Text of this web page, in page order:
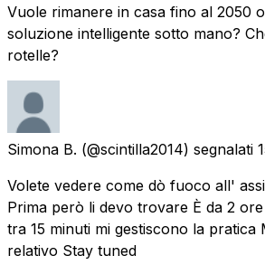
Vuole rimanere in casa fino al 2050
soluzione intelligente sotto mano?
rotelle?
Simona B. (@scintilla2014) segnalati
Volete vedere come dò fuoco all'
Prima però li devo trovare È da 2
tra 15 minuti mi gestiscono la pratica
relativo Stay tuned